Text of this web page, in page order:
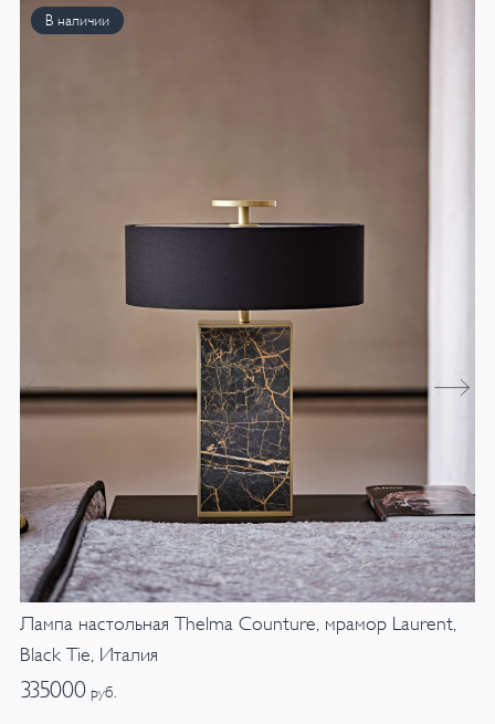
В наличии
Лампа настольная Thelma Counture, мрамор Laurent,
Black Tie, Италия
335000 руб.